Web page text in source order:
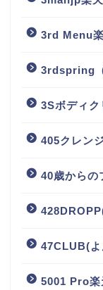
3rd Menu
3rdspring
3Sボディク
405クレン
40歳からの
47CLUB(よ
5001 Pro楽